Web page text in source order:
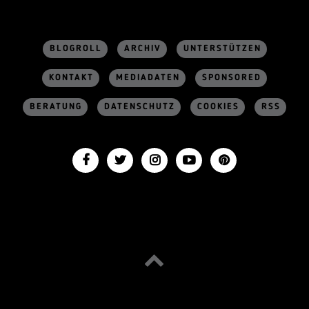
BLOGROLL ARCHIV UNTERSTÜTZEN
KONTAKT MEDIADATEN SPONSORED
BERATUNG DATENSCHUTZ COOKIES RSS